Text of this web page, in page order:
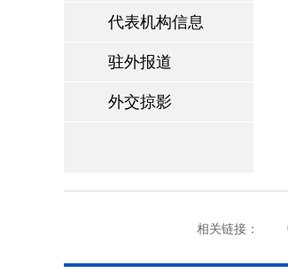
代表机构信息
驻外报道
外交掠影
相关链接：